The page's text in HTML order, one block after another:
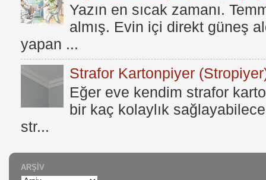
Yazın en sıcak zamanı.
almış. Evin içi direkt güneş
yapan ...
Strafor Kartonpiyer
Eğer eve kendim strafor
bir kaç kolaylık
str...
ARŞIV